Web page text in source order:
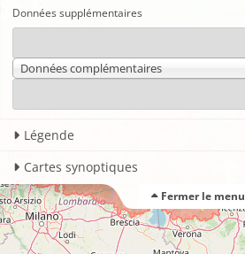
Données supplémentaires
Données complémentaires
Légende
Cartes synoptiques
Fermer le menu